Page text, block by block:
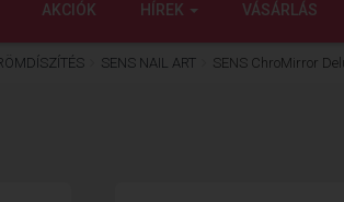
AKCIÓK HÍREK VÁSÁRLÁS
SENS NAIL ART SENS ChroMirror